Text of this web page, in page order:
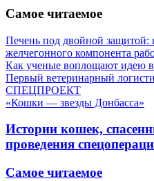
Самое читаемое
Печень под двойной защитой:
желчегонного компонента
Как ученые воплощают идею
Первый ветеринарный
СПЕЦПРОЕКТ
«Кошки — звезды Донбасса»
Истории кошек,
проведения
Самое читаемое